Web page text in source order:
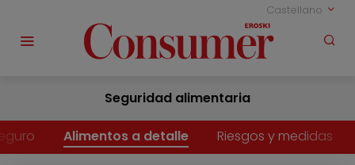
Castellano
Seguridad alimentaria
Alimentos a detalle Riesgos y medidas